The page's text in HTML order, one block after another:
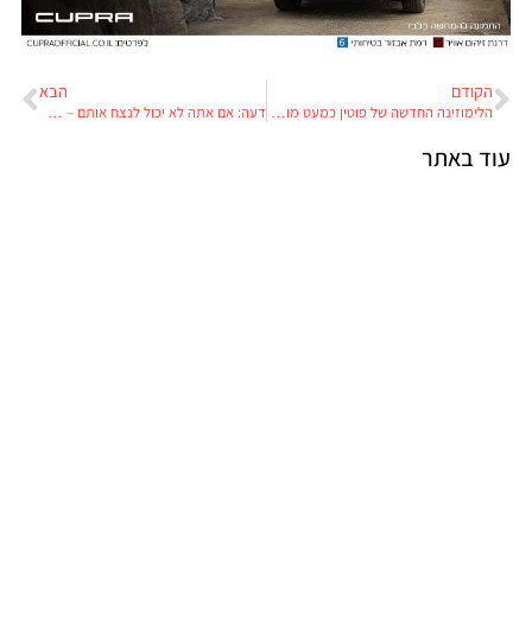
הקודם
הלימוזינה החדשה של פוטין כמעט מוכנה
הבא
דעה: אם אתה לא יכול לנצח אותם – תשמיץ אותם
עוד באתר